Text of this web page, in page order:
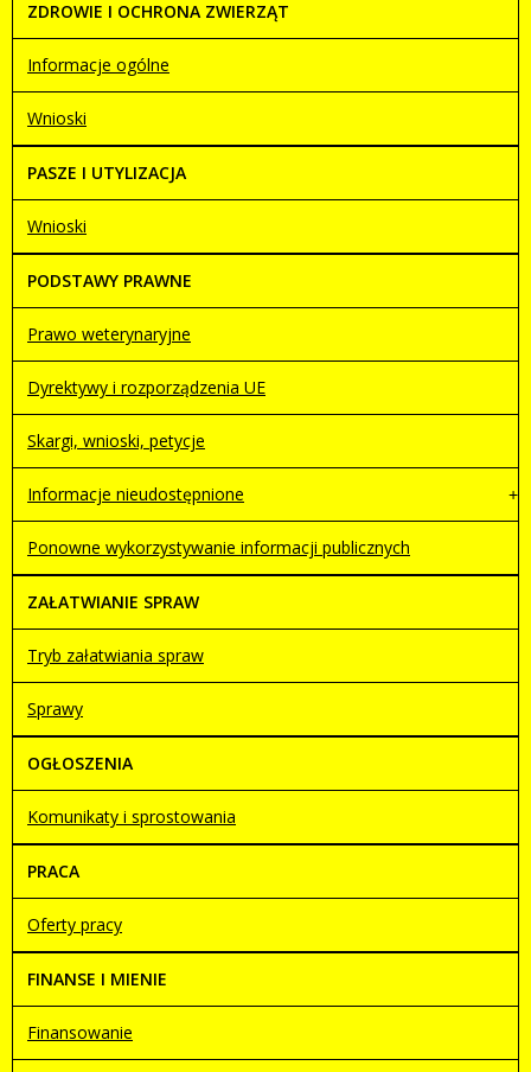
ZDROWIE I OCHRONA ZWIERZĄT
Informacje ogólne
Wnioski
PASZE I UTYLIZACJA
Wnioski
PODSTAWY PRAWNE
Prawo weterynaryjne
Dyrektywy i rozporządzenia UE
Skargi, wnioski, petycje
Informacje nieudostępnione
Ponowne wykorzystywanie informacji publicznych
ZAŁATWIANIE SPRAW
Tryb załatwiania spraw
Sprawy
OGŁOSZENIA
Komunikaty i sprostowania
PRACA
Oferty pracy
FINANSE I MIENIE
Finansowanie